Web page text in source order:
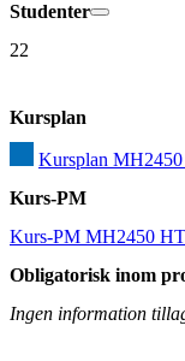
Studenter
22
Kursplan
Kursplan
Kurs-PM
Kurs-PM MH2450
Obligatorisk inom
Ingen information